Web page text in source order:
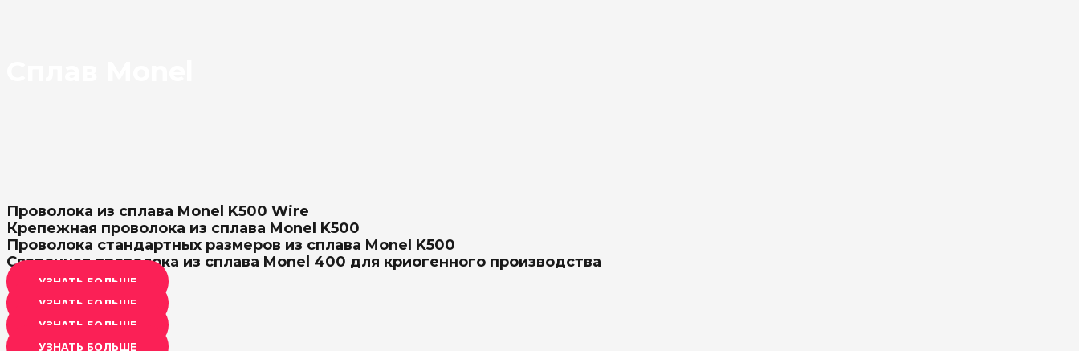
Проволока из сплава Monel K500 Wire
Крепежная проволока из сплава Monel K500
Проволока стандартных размеров из сплава Monel K500
Сварочная проволока из сплава Monel 400 для криогенного производства
УЗНАТЬ БОЛЬШЕ
УЗНАТЬ БОЛЬШЕ
УЗНАТЬ БОЛЬШЕ
УЗНАТЬ БОЛЬШЕ